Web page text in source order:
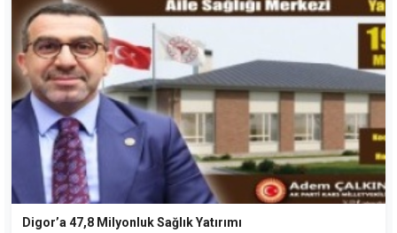
Digor’a 47,8 Milyonluk Sağlık Yatırımı